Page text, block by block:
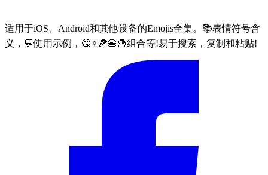
适用于iOS、Android和其他设备的Emojis全集。📚表情符号含
义，💬使用示例，🙅♀🍕🍔🍟组合等!易于搜索，复制和粘贴!